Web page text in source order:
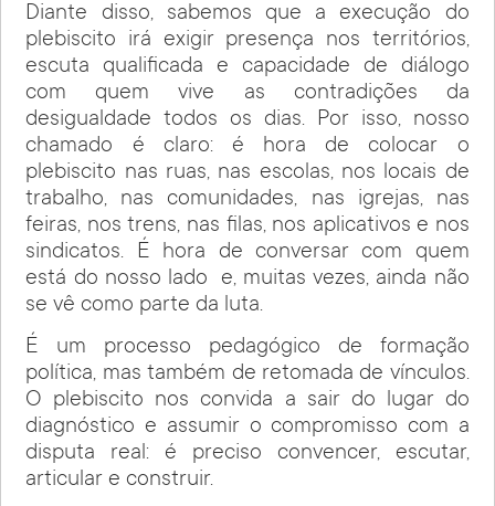
Diante disso, sabemos que a execução do
plebiscito irá exigir presença nos territórios,
escuta qualificada e capacidade de diálogo
com quem vive as contradições da
desigualdade todos os dias. Por isso, nosso
chamado é claro: é hora de colocar o
plebiscito nas ruas, nas escolas, nos locais de
trabalho, nas comunidades, nas igrejas, nas
feiras, nos trens, nas filas, nos aplicativos e nos
sindicatos. É hora de conversar com quem
está do nosso lado e, muitas vezes, ainda não
se vê como parte da luta.
É um processo pedagógico de formação
política, mas também de retomada de vínculos.
O plebiscito nos convida a sair do lugar do
diagnóstico e assumir o compromisso com a
disputa real: é preciso convencer, escutar,
articular e construir.